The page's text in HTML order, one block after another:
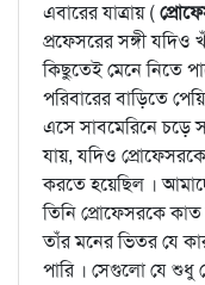
এবারের যাত্রায় (
প্রফেসরের সঙ্গী
কিছুতেই মেনে নিতে
পরিবারের বাড়িতে
এসে সাবমেরিনে চড়ে
যায়, যদিও
করতে হয়েছিল ।
তিনি প্রোফেসরকে
তাঁর মনের ভিতর যে
পারি । সেগুলো যে শুধু